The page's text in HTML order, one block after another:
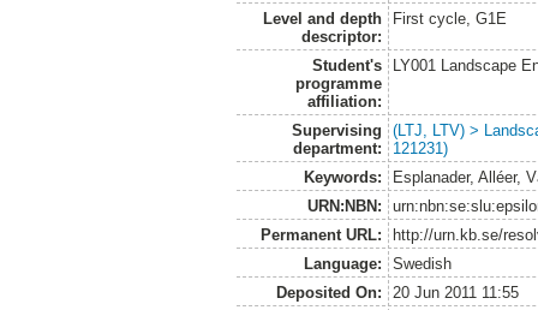
Level and depth
descriptor:
First cycle, G1E
Student's
programme
affiliation:
LY001 Landscape
Supervising
department:
(LTJ, LTV) >
121231)
Keywords:
Esplanader, Alléer,
URN:NBN:
Permanent URL:
http://urn.kb.se/
Language:
Swedish
Deposited On:
20 Jun 2011 11:55